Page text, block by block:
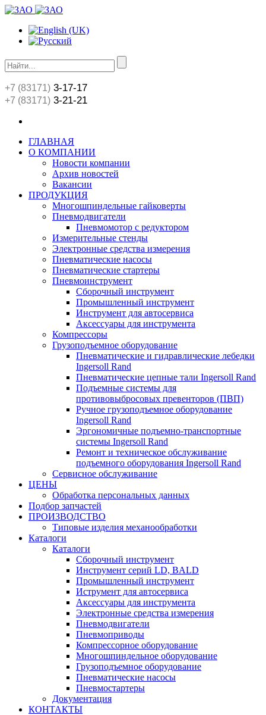
+7 (83171) 3-17-17
+7 (83171) 3-21-21
ГЛАВНАЯ
О КОМПАНИИ
Новости компании
Архив новостей
Вакансии
ПРОДУКЦИЯ
Многошпиндельные гайковерты
Пневмодвигатели
Пневмомотор с редуктором
Измерительные стенды
Электронные средства измерения
Пневматические насосы
Пневматические стартеры
Пневмоинструмент
Сборочный инструмент
Промышленный инструмент
Инструмент для автосервиса
Аксессуары для инструмента
Компрессоры
Грузоподъемное оборудование
Пневматические и гидравлические лебедки
Ingersoll Rand
Пневматические цепные тали Ingersoll Rand
Подъемные системы для
противовыбросовых превенторов (ПВП)
Ручное грузоподъемное оборудование
Ingersoll Rand
Эргономичные подъемно-транспортные
системы Ingersoll Rand
Ремонт и техническое обслуживание
подъемного оборудования Ingersoll Rand
Сервисное обслуживание
ЦЕНЫ
Обработка персональных данных
Подбор запчастей
ПРОИЗВОДСТВО
Типовые изделия механообработки
Каталоги
Каталоги
Сборочный инструмент
Инструмент серий LD, BALD
Промышленный инструмент
Иструмент для автосервиса
Аксессуары для инструмента
Электронные средства измерения
Пневмодвигатели
Пневмоприводы
Компрессорное оборудование
Многошпиндельное оборудование
Грузоподъемное оборудование
Пневматические насосы
Пневмостартеры
Документация
КОНТАКТЫ